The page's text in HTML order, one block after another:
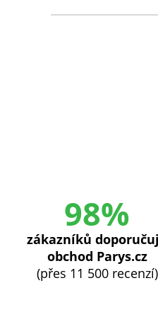
98%
zákazníků
obchod Parys.cz
(přes 11 500 recenzí)